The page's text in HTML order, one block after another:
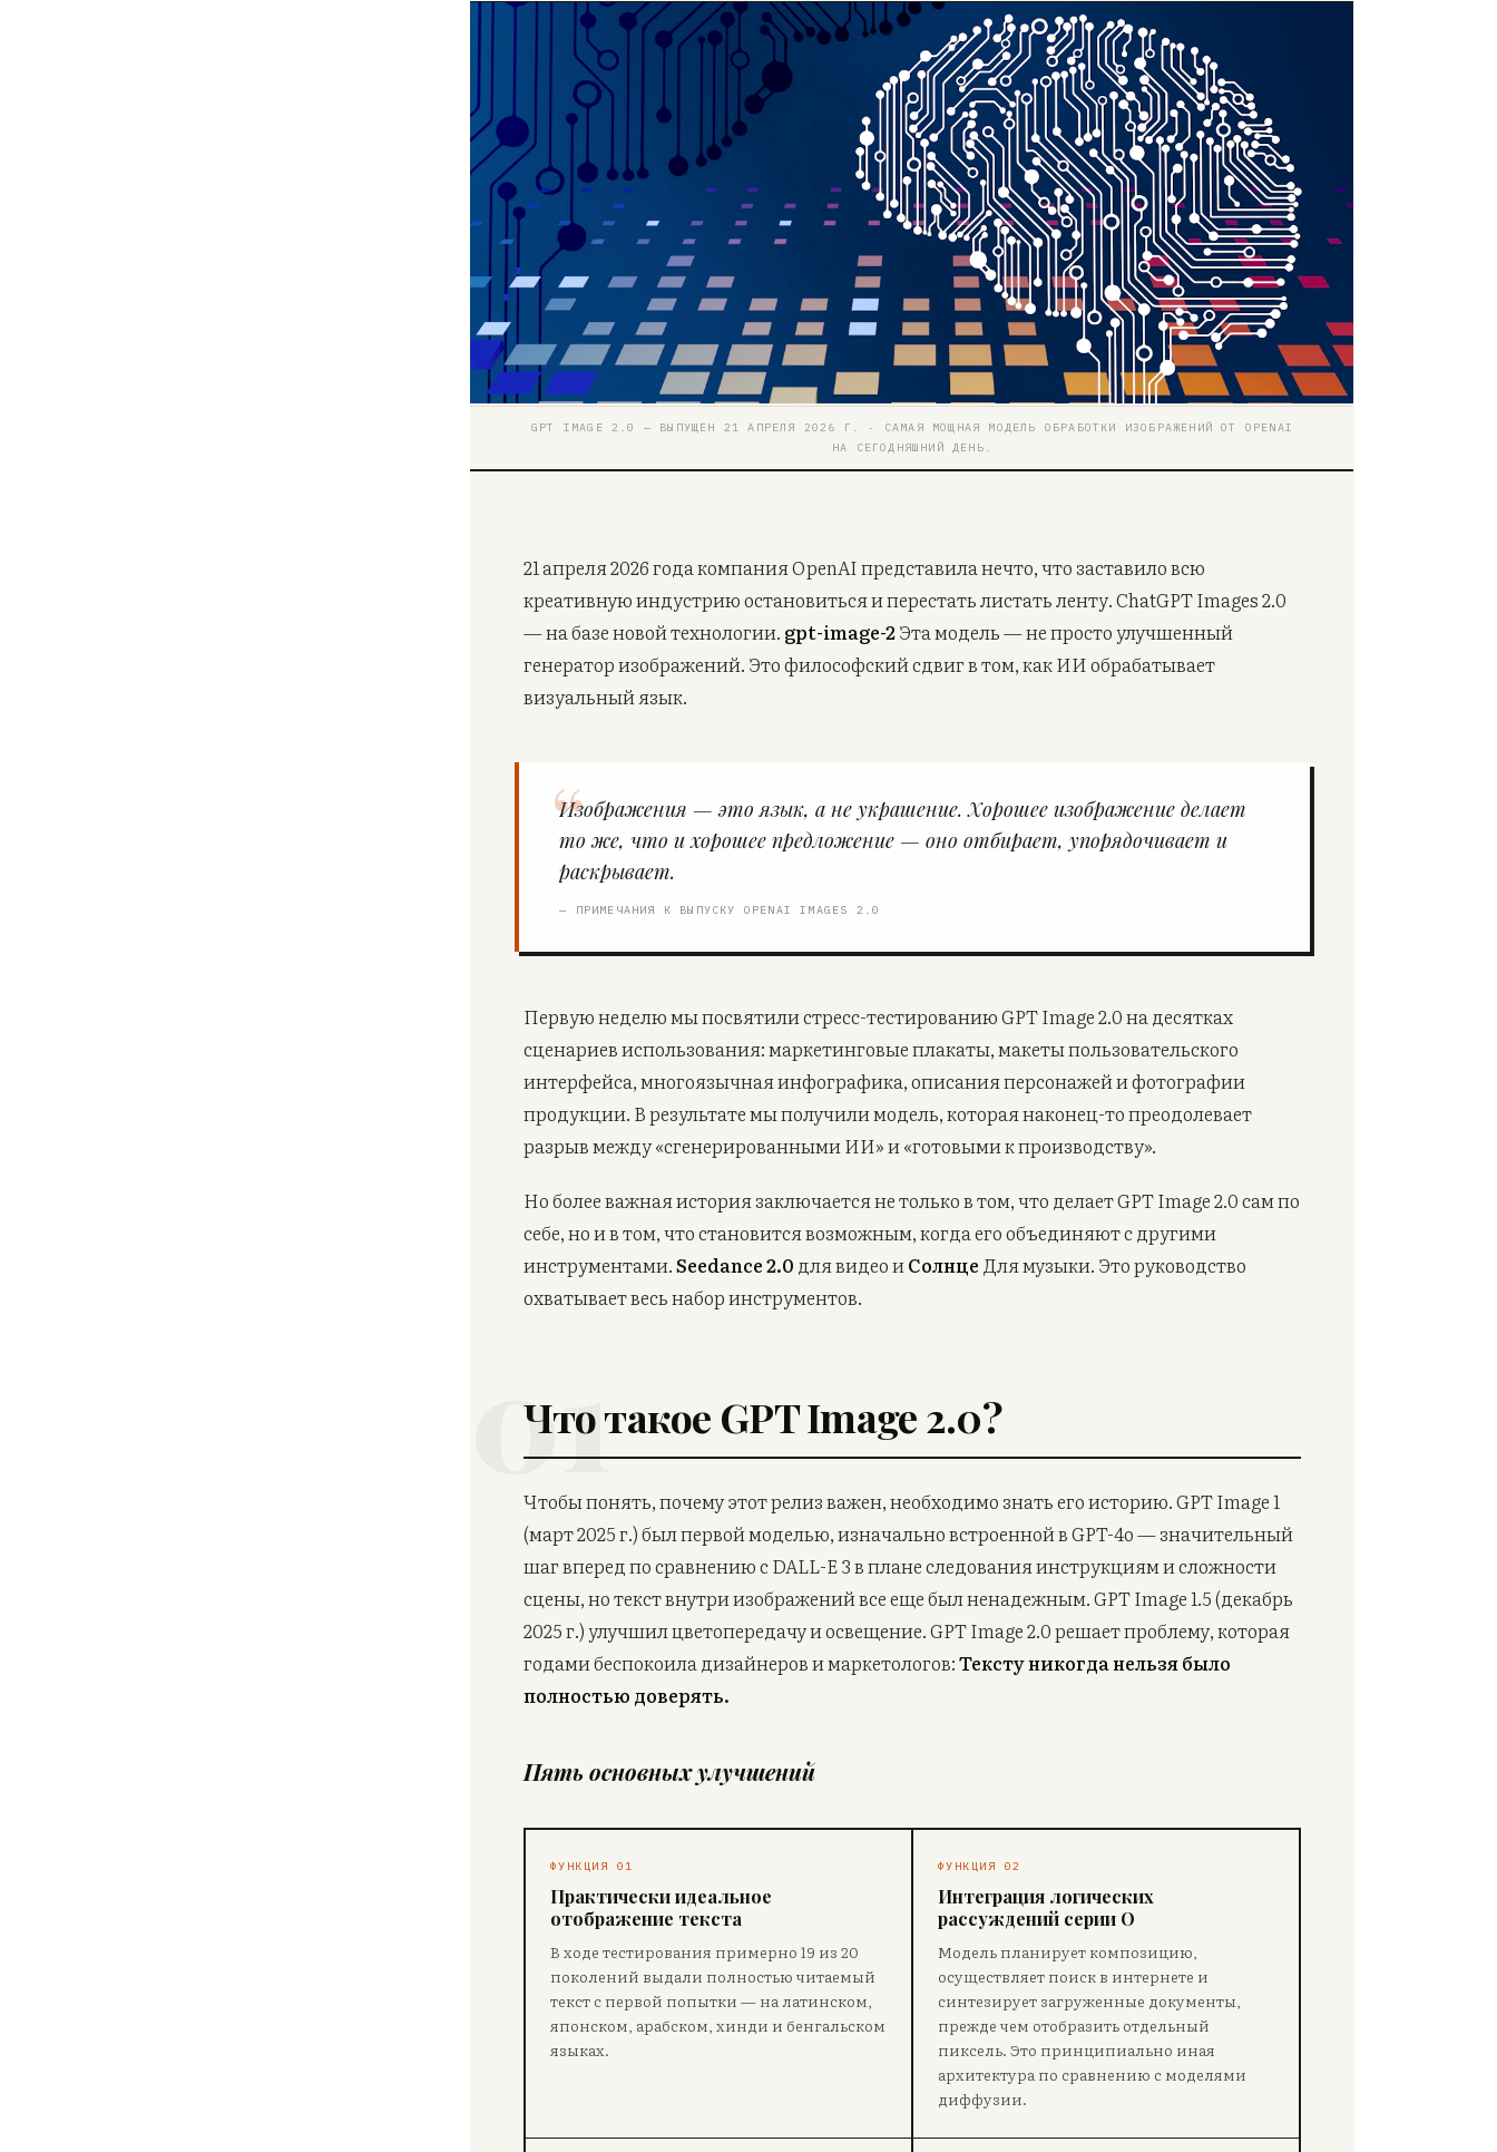
GPT IMAGE 2.0 — ВЫПУЩЕН 21 АПРЕЛЯ 2026 Г. · САМАЯ МОЩНАЯ МОДЕЛЬ ОБРАБОТКИ ИЗОБРАЖЕНИЙ ОТ OPENAI
НА СЕГОДНЯШНИЙ ДЕНЬ.
21 апреля 2026 года компания OpenAI представила нечто, что заставило всю
креативную индустрию остановиться и перестать листать ленту. ChatGPT Images 2.0
— на базе новой технологии. gpt-image-2Эта модель — не просто улучшенный
генератор изображений. Это философский сдвиг в том, как ИИ обрабатывает
визуальный язык.
Изображения — это язык, а не украшение. Хорошее изображение делает
то же, что и хорошее предложение — оно отбирает, упорядочивает и
раскрывает.
— ПРИМЕЧАНИЯ К ВЫПУСКУ OPENAI IMAGES 2.0
Первую неделю мы посвятили стресс-тестированию GPT Image 2.0 на десятках
сценариев использования: маркетинговые плакаты, макеты пользовательского
интерфейса, многоязычная инфографика, описания персонажей и фотографии
продукции. В результате мы получили модель, которая наконец-то преодолевает
разрыв между «сгенерированными ИИ» и «готовыми к производству».
Но более важная история заключается не только в том, что делает GPT Image 2.0 сам по
себе, но и в том, что становится возможным, когда его объединяют с другими
инструментами.Seedance 2.0 для видео иСолнце Для музыки. Это руководство
охватывает весь набор инструментов.
01
Что такое GPT Image 2.0?
Чтобы понять, почему этот релиз важен, необходимо знать его историю. GPT Image 1
(март 2025 г.) был первой моделью, изначально встроенной в GPT-4o — значительный
шаг вперед по сравнению с DALL-E 3 в плане следования инструкциям и сложности
сцены, но текст внутри изображений все еще был ненадежным. GPT Image 1.5 (декабрь
2025 г.) улучшил цветопередачу и освещение. GPT Image 2.0 решает проблему, которая
годами беспокоила дизайнеров и маркетологов:Тексту никогда нельзя было
полностью доверять.
Пять основных улучшений
ФУНКЦИЯ 01
Практически идеальное
отображение текста
В ходе тестирования примерно 19 из 20
поколений выдали полностью читаемый
текст с первой попытки — на латинском,
японском, арабском, хинди и бенгальском
языках.
ФУНКЦИЯ 02
Интеграция логических
рассуждений серии O
Модель планирует композицию,
осуществляет поиск в интернете и
синтезирует загруженные документы,
прежде чем отобразить отдельный
пиксель. Это принципиально иная
архитектура по сравнению с моделями
диффузии.